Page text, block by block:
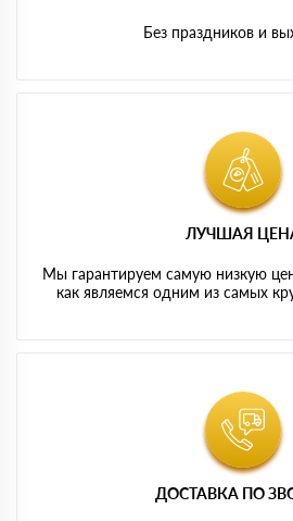
Без праздников и
ЛУЧШАЯ
Мы гарантируем самую низкую
как являемся одним из самых
ДОСТАВКА ПО